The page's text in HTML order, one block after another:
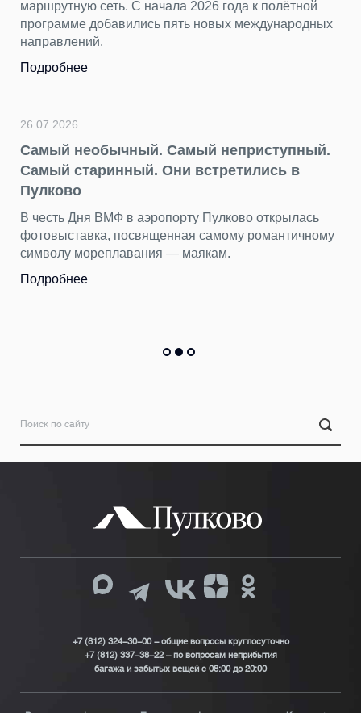
маршрутную сеть. С начала 2026 года к полётной
программе добавились пять новых международных
направлений.
Подробнее
26.07.2026
Самый необычный. Самый неприступный.
Самый старинный. Они встретились в
Пулково
В честь Дня ВМФ в аэропорту Пулково открылась
фотовыставка, посвященная самому романтичному
символу мореплавания — маякам.
Подробнее
+7 (812) 324-30-00 - общие вопросы круглосуточно
+7 (812) 337-38-22 – по вопросам неприбытия
багажа и забытых вещей с 08:00 до 20:00